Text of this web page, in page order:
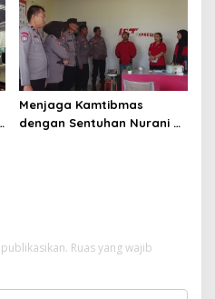
Menjaga
Menjaga Kamtibmas
dengan Sentuhan Nurani di
Ruas yang wajib